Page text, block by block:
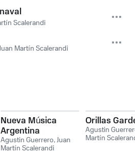
Scalerandi
Martín Scalerandi
Nueva Música
Argentina
Agustin Guerrero,Juan
Martín Scalerandi
Orillas
Agustin
Martín